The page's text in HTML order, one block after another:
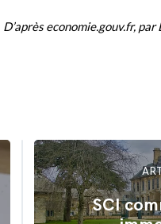
D’après economie.gouv.fr,
SCI